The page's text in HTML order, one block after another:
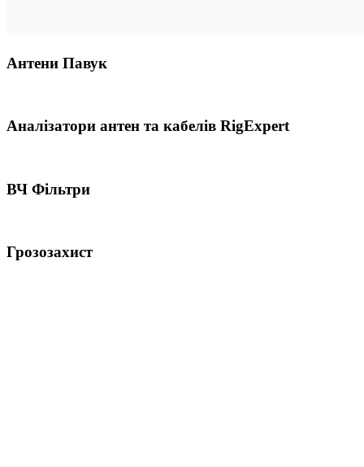
Антени Павук
Аналізатори антен та кабелів RigExpert
ВЧ Фільтри
Грозозахист